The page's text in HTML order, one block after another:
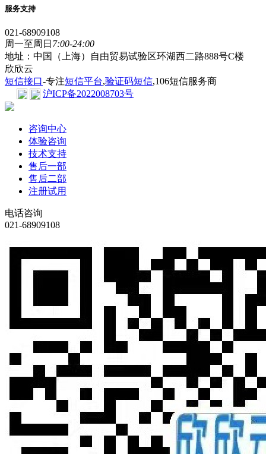
服务支持
021-68909108
周一至周日 7:00-24:00
地址：中国（上海）自由贸易试验区环湖西二路888号C楼
欣欣云
短信接口-专注短信平台,验证码短信,106短信服务商
沪ICP备2022008703号
咨询中心
体验咨询
技术支持
售后一部
售后二部
注册试用
电话咨询
021-68909108